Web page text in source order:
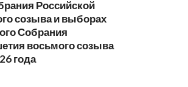
Российской
созыва и выборах
Собрания
восьмого созыва
года